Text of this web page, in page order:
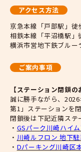
アクセス方法
京急本線「戸部駅」徒
相鉄本線「平沼橋駅」
横浜市営地下鉄ブル
ご案内事項
【ステーション閉鎖の
誠に勝手ながら、
第1」ステーションを
閉鎖後は下記近隣ステ
・ GSパーク川崎ハイ
・ 川崎ルフロン 地下
・ Dパーキング川崎区